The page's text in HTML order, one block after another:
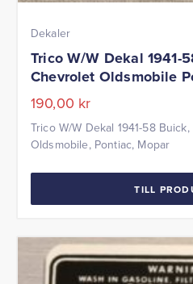
Dekaler
Trico W/W Dekal 1941-
Chevrolet Oldsmobile
190,00 kr
Trico W/W Dekal 1941-58
Oldsmobile, Pontiac, Mopar
TILL